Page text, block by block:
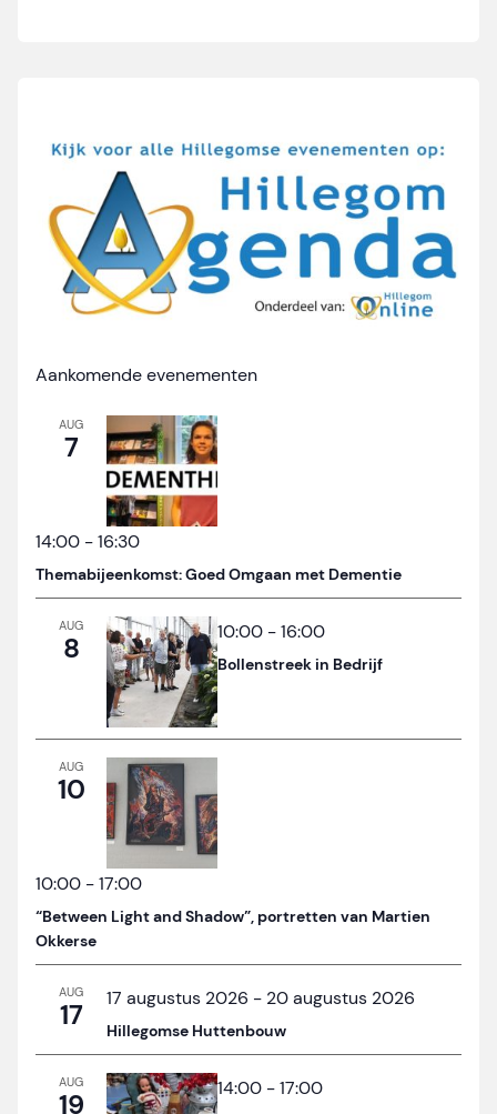
Aankomende evenementen
AUG
7
14:00 -16:30
Themabijeenkomst: Goed Omgaan met Dementie
AUG
8 10:00 -16:00
Bollenstreek in Bedrijf
AUG
10
10:00 -17:00
“Between Light and Shadow”, portretten van Martien
Okkerse
AUG
17 17 augustus 2026 - 20 augustus 2026
Hillegomse Huttenbouw
AUG
19 14:00 -17:00